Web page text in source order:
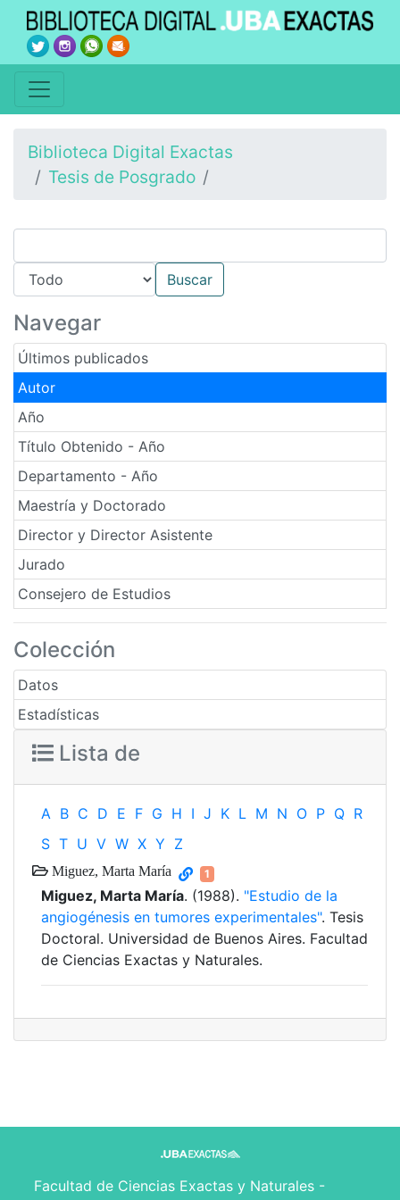
Biblioteca Digital Exactas
Tesis de Posgrado
Navegar
Últimos publicados
Autor
Año
Título Obtenido - Año
Departamento - Año
Maestría y Doctorado
Director y Director Asistente
Jurado
Consejero de Estudios
Colección
Datos
Estadísticas
Lista de
A B C D E F G H I J K L M N O P Q R
S T U V W X Y Z
Miguez, Marta María 1
Miguez, Marta María. (1988). "Estudio de la
angiogénesis en tumores experimentales". Tesis
Doctoral. Universidad de Buenos Aires. Facultad
de Ciencias Exactas y Naturales.
Facultad de Ciencias Exactas y Naturales -